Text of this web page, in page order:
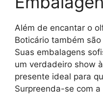
Além de encantar o
Boticário também
Suas embalagens
um verdadeiro show
presente ideal para
Surpreenda-se com